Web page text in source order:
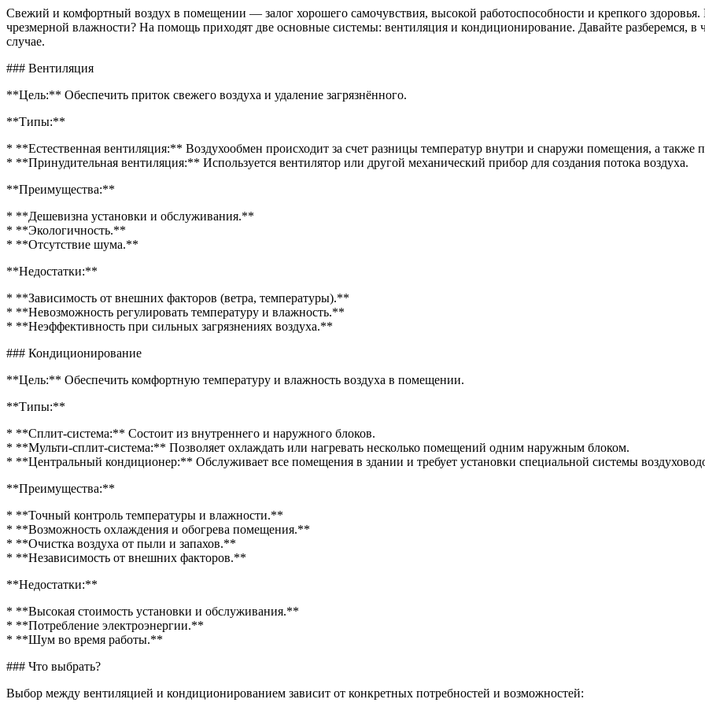
или
кондиционирование
Свежий и комфортный воздух в помещении — залог хорошего самочувствия, высокой работоспособности и крепкого здоровья.
чрезмерной влажности? На помощь приходят две основные системы: вентиляция и кондиционирование. Давайте разберемся,
случае.
### Вентиляция
**Цель:** Обеспечить приток свежего воздуха и удаление загрязнённого.
**Типы:**
* **Естественная вентиляция:** Воздухообмен происходит за счет разницы температур внутри и снаружи помещения, а также
* **Принудительная вентиляция:** Используется вентилятор или другой механический прибор для создания потока воздуха.
**Преимущества:**
* **Дешевизна установки и обслуживания.**
* **Экологичность.**
* **Отсутствие шума.**
**Недостатки:**
* **Зависимость от внешних факторов (ветра, температуры).**
* **Невозможность регулировать температуру и влажность.**
* **Неэффективность при сильных загрязнениях воздуха.**
### Кондиционирование
**Цель:** Обеспечить комфортную температуру и влажность воздуха в помещении.
**Типы:**
* **Сплит-система:** Состоит из внутреннего и наружного блоков.
* **Мульти-сплит-система:** Позволяет охлаждать или нагревать несколько помещений одним наружным блоком.
* **Центральный кондиционер:** Обслуживает все помещения в здании и требует установки специальной системы
**Преимущества:**
* **Точный контроль температуры и влажности.**
* **Возможность охлаждения и обогрева помещения.**
* **Очистка воздуха от пыли и запахов.**
* **Независимость от внешних факторов.**
**Недостатки:**
* **Высокая стоимость установки и обслуживания.**
* **Потребление электроэнергии.**
* **Шум во время работы.**
### Что выбрать?
Выбор между вентиляцией и кондиционированием зависит от конкретных потребностей и возможностей: